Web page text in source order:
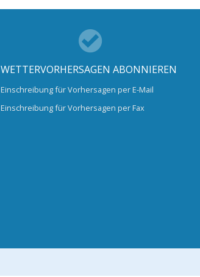
WETTERVORHERSAGEN ABONNIEREN
Einschreibung für Vorhersagen per E-Mail
Einschreibung für Vorhersagen per Fax